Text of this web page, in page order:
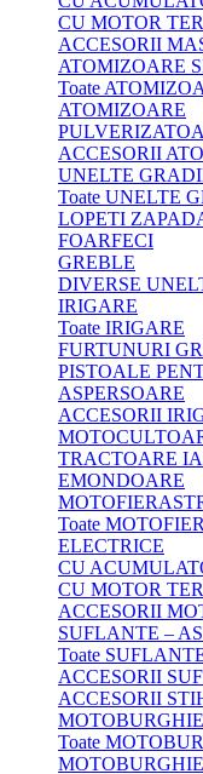
CU MOTOR
ACCESORII
ATOMIZOARE
Toate
ATOMIZOARE
ACCESORII
UNELTE
Toate UNELTE
LOPETI
FOARFECI
GREBLE
DIVERSE
IRIGARE
Toate IRIGARE
FURTUNURI
PISTOALE
ASPERSOARE
ACCESORII
TRACTOARE
EMONDOARE
Toate
ELECTRICE
CU
CU MOTOR
ACCESORII
SUFLANTE –
Toate
ACCESORII
ACCESORII
MOTOBURGHIE
Toate